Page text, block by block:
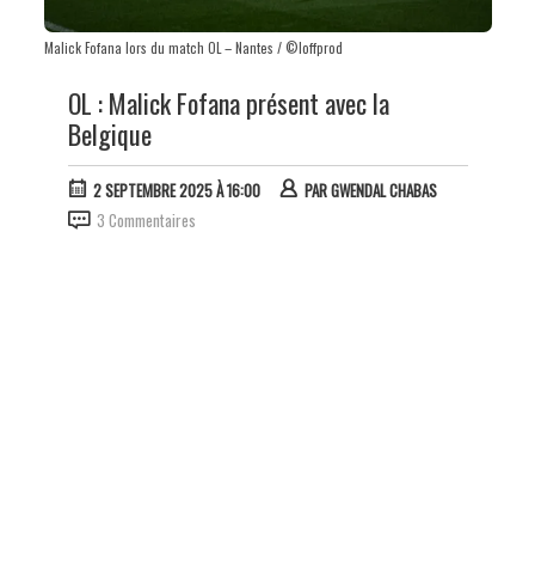
Malick Fofana lors du match OL – Nantes / ©loffprod
OL : Malick Fofana présent avec la
Belgique
2 SEPTEMBRE 2025 À 16:00 PARGWENDAL CHABAS
3 Commentaires